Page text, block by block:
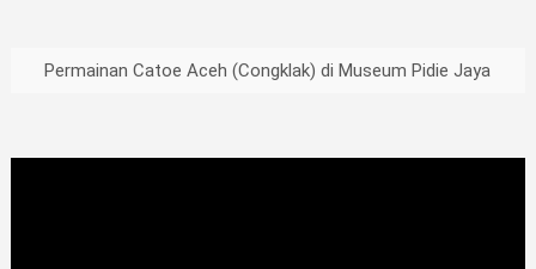
Permainan Catoe Aceh (Congklak) di Museum Pidie Jaya